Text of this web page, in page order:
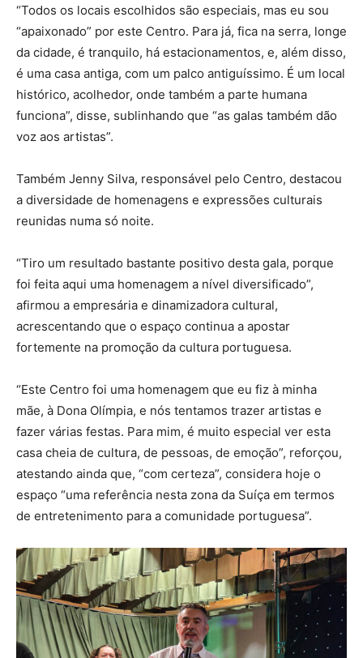
“Todos os locais escolhidos são especiais, mas eu sou
“apaixonado” por este Centro. Para já, fica na serra, longe
da cidade, é tranquilo, há estacionamentos, e, além disso,
é uma casa antiga, com um palco antiguíssimo. É um local
histórico, acolhedor, onde também a parte humana
funciona”, disse, sublinhando que “as galas também dão
voz aos artistas”.
Também Jenny Silva, responsável pelo Centro, destacou
a diversidade de homenagens e expressões culturais
reunidas numa só noite.
“Tiro um resultado bastante positivo desta gala, porque
foi feita aqui uma homenagem a nível diversificado”,
afirmou a empresária e dinamizadora cultural,
acrescentando que o espaço continua a apostar
fortemente na promoção da cultura portuguesa.
“Este Centro foi uma homenagem que eu fiz à minha
mãe, à Dona Olímpia, e nós tentamos trazer artistas e
fazer várias festas. Para mim, é muito especial ver esta
casa cheia de cultura, de pessoas, de emoção”, reforçou,
atestando ainda que, “com certeza”, considera hoje o
espaço “uma referência nesta zona da Suíça em termos
de entretenimento para a comunidade portuguesa”.